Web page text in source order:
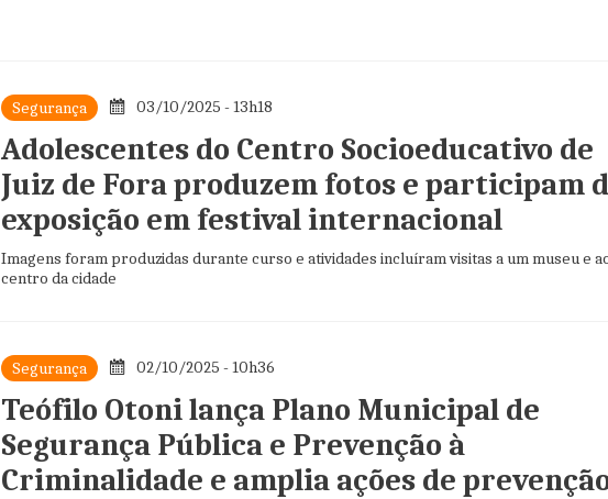
Segurança 03/10/2025 - 13h18
Adolescentes do Centro Socioeducativo de
Juiz de Fora produzem fotos e participam
exposição em festival internacional
Imagens foram produzidas durante curso e atividades incluíram visitas a um museu e
centro da cidade
Segurança 02/10/2025 - 10h36
Teófilo Otoni lança Plano Municipal de
Segurança Pública e Prevenção à
Criminalidade e amplia ações de